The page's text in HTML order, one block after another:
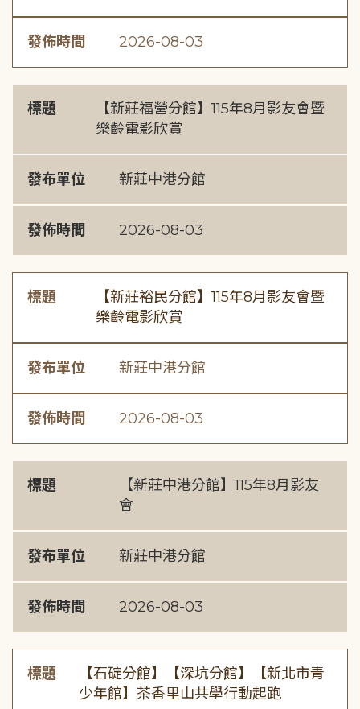
發佈時間 2026-08-03
標題
【新莊福營分館】115年8月影友會暨
樂齡電影欣賞
發布單位 新莊中港分館
發佈時間 2026-08-03
標題
【新莊裕民分館】115年8月影友會暨
樂齡電影欣賞
發布單位 新莊中港分館
發佈時間 2026-08-03
標題
【新莊中港分館】115年8月影友
會
發布單位 新莊中港分館
發佈時間 2026-08-03
標題
【石碇分館】【深坑分館】【新北市青
少年館】茶香里山共學行動起跑